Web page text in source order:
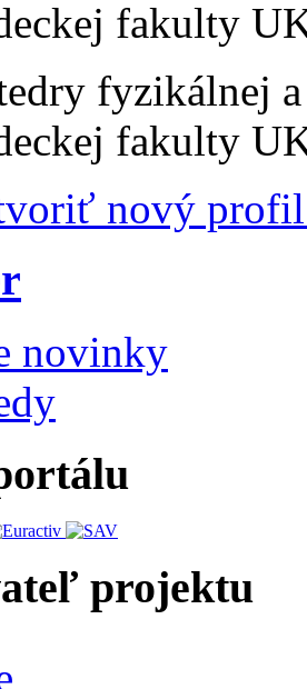
fakulty
fyzikálnej
fakulty
nový
novinky
projektu